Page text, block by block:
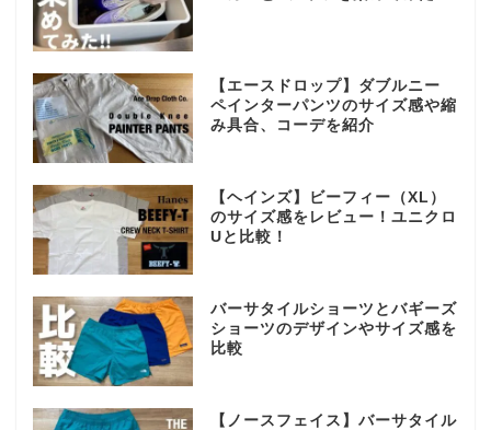
【エースドロップ】ダブルニー
ペインターパンツのサイズ感や縮
み具合、コーデを紹介
【ヘインズ】ビーフィー（XL）
のサイズ感をレビュー！ユニクロ
Uと比較！
バーサタイルショーツとバギーズ
ショーツのデザインやサイズ感を
比較
【ノースフェイス】バーサタイル